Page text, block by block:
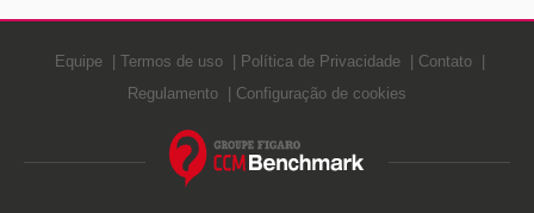
Equipe Termos de uso Política de Privacidade
Contato
Regulamento
Configuração de cookies